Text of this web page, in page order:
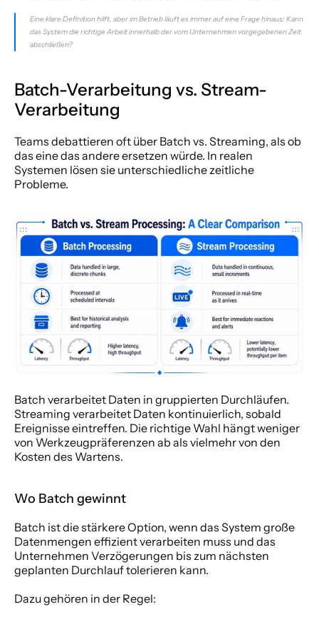
Eine klare Definition hilft, aber im Betrieb läuft es immer auf eine Frage hinaus: Kann
das System die richtige Arbeit innerhalb der vom Unternehmen vorgegebenen Zeit
abschließen?
Batch-Verarbeitung vs. Stream-
Verarbeitung
Teams debattieren oft über Batch vs. Streaming, als ob
das eine das andere ersetzen würde. In realen
Systemen lösen sie unterschiedliche zeitliche
Probleme.
Batch verarbeitet Daten in gruppierten Durchläufen.
Streaming verarbeitet Daten kontinuierlich, sobald
Ereignisse eintreffen. Die richtige Wahl hängt weniger
von Werkzeugpräferenzen ab als vielmehr von den
Kosten des Wartens.
Wo Batch gewinnt
Batch ist die stärkere Option, wenn das System große
Datenmengen effizient verarbeiten muss und das
Unternehmen Verzögerungen bis zum nächsten
geplanten Durchlauf tolerieren kann.
Dazu gehören in der Regel: